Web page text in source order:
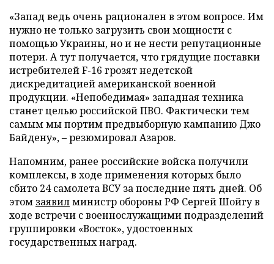
«Запад ведь очень рационален в этом вопросе. Им
нужно не только загрузить свои мощности с
помощью Украины, но и не нести репутационные
потери. А тут получается, что грядущие поставки
истребителей F-16 грозят недетской
дискредитацией американской военной
продукции. «Непобедимая» западная техника
станет целью российской ПВО. Фактически тем
самым мы портим предвыборную кампанию Джо
Байдену», – резюмировал Азаров.
Напомним, ранее российские войска получили
комплексы, в ходе применения которых было
сбито 24 самолета ВСУ за последние пять дней. Об
этом заявилминистр обороны РФ Сергей Шойгу в
ходе встречи с военнослужащими подразделений
группировки «Восток», удостоенных
государственных наград.